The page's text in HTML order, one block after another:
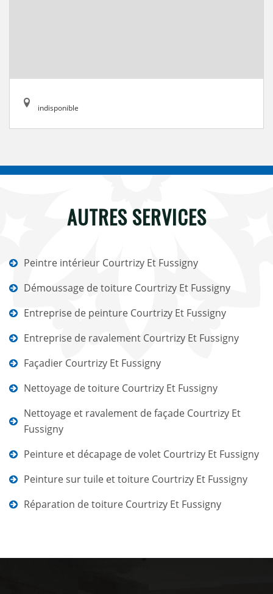
indisponible
AUTRES SERVICES
Peintre intérieur Courtrizy Et Fussigny
Démoussage de toiture Courtrizy Et Fussigny
Entreprise de peinture Courtrizy Et Fussigny
Entreprise de ravalement Courtrizy Et Fussigny
Façadier Courtrizy Et Fussigny
Nettoyage de toiture Courtrizy Et Fussigny
Nettoyage et ravalement de façade Courtrizy Et
Fussigny
Peinture et décapage de volet Courtrizy Et Fussigny
Peinture sur tuile et toiture Courtrizy Et Fussigny
Réparation de toiture Courtrizy Et Fussigny